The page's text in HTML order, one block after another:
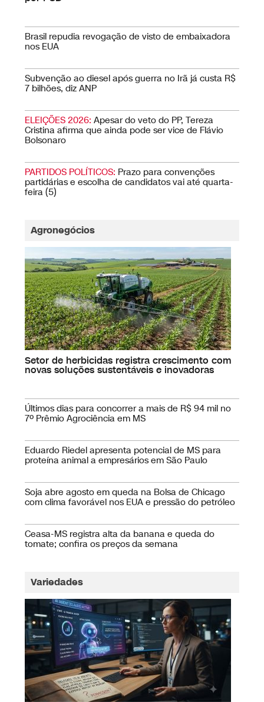
STF derruba restrição à compra de veículos
Brasil repudia revogação de visto de embaixadora
Subvenção ao diesel após guerra no Irã já custa R$
ELEIÇÕES 2026:Apesar do veto do PP, Tereza
Cristina afirma que ainda pode ser vice de Flávio
PARTIDOS POLÍTICOS:Prazo para convenções
partidárias e escolha de candidatos vai até quarta-
Agronegócios
Setor de herbicidas registra crescimento com
Últimos dias para concorrer a mais de R$ 94 mil no
Eduardo Riedel apresenta potencial de MS para
Soja abre agosto em queda na Bolsa de Chicago
Ceasa-MS registra alta da banana e queda do
Variedades